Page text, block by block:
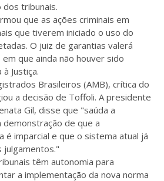
dos tribunais.
que as ações criminais em
que tiverem iniciado o uso do
O juiz de garantias valerá
que ainda não houver sido
Justiça.
Brasileiros (AMB), crítica do
a decisão de Toffoli. A presidente
Gil, disse que "saúda a
demonstração de que a
é imparcial e que o sistema atual já
julgamentos."
têm autonomia para
a implementação da nova norma